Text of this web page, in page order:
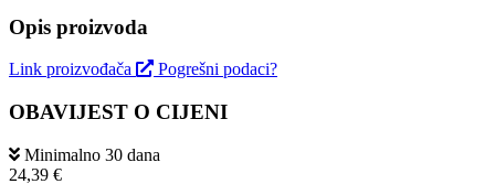
Opis proizvoda
Link proizvođača Pogrešni podaci?
OBAVIJEST O CIJENI
Minimalno 30 dana
24,39 €